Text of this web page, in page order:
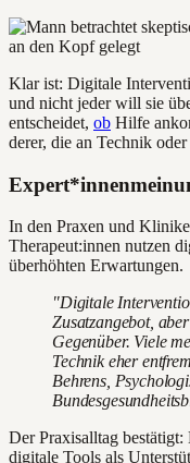
Klar ist: Digitale
und nicht jeder will sie
entscheidet, ob Hilfe
derer, die an Technik
In den Praxen und
Therapeut:innen nutzen
überhöhten Erwartungen.
"Digitale
Zusatzangebot,
Gegenüber. Viele
Technik eher
Behrens,
Der Praxisalltag
digitale Tools als